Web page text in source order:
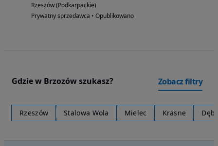
Rzeszów (Podkarpackie)
Prywatny sprzedawca • Opublikowano
Gdzie w Brzozów szukasz? Zobacz filtry
Rzeszów Stalowa Wola Mielec Krasne